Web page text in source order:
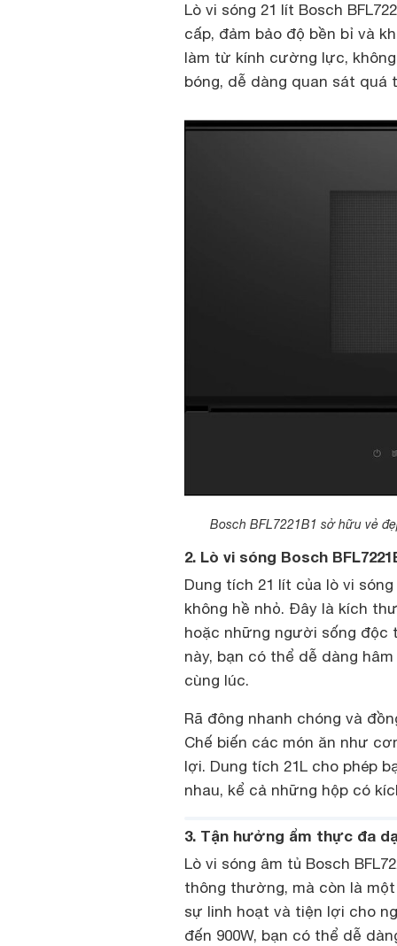
Lò vi sóng 21 lít Bosch
cấp, đảm bảo độ bền bỉ và
làm từ kính cường lực,
bóng, dễ dàng quan sát quá
Bosch BFL7221B1 sở hữu vẻ
2. Lò vi sóng Bosch
Dung tích 21 lít của lò vi
không hề nhỏ. Đây là kích
hoặc những người sống độc
này, bạn có thể dễ dàng
cùng lúc.
Rã đông nhanh chóng và
Chế biến các món ăn như
lợi. Dung tích 21L cho phép
nhau, kể cả những hộp có
3. Tận hưởng ẩm thực đa
Lò vi sóng âm tủ Bosch
thông thường, mà còn là
sự linh hoạt và tiện lợi cho
đến 900W, bạn có thể dễ